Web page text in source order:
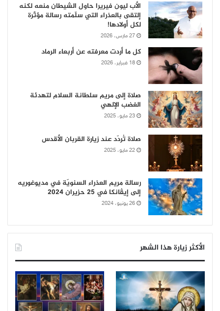
الأب ليون فيريرا حاول الشيطان منعه لكنه
إلتقى بالعذراء التي سلّمته رسالة مؤثّرة
لكل أولادها!
27 مارس، 2026
كل ما أردت معرفته عن أربعاء الرماد
18 فبراير، 2026
صلاة إلى مريم سلطانة السلام لتهدئة
الغضب الإلهي
23 مايو، 2025
صلاة تُردّد عند زيارة القربان الأقدس
22 مايو، 2025
رسالة مريم العذراء السنويّة في مديوغوريه
إلى إيڤانكا في 25 حزيران 2024
26 يونيو، 2024
الأكثر زيارة هذا الشهر